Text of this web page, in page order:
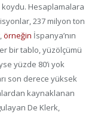
koydu. Hesaplamalara
237 milyon ton
örneğin İspanya’nın
bir tablo, yüzölçümü
yüzde 80’i yok
son derece yüksek
kaynaklanan
De Klerk,